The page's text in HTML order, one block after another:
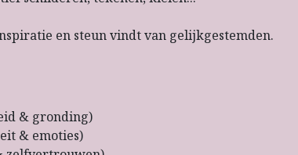
en steun vindt van gelijkgestemden.
& gronding)
& emoties)